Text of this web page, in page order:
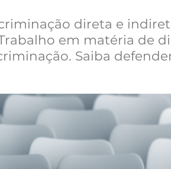
direta e
em matéria de
Saiba